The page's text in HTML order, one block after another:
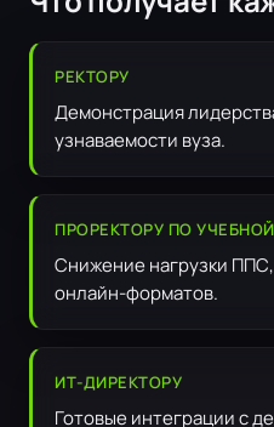
РЕКТОРУ
Демонстрация
узнаваемости вуза.
ПРОРЕКТОРУ ПО
Снижение нагрузки
онлайн-форматов.
ИТ-ДИРЕКТОРУ
Готовые интеграции с